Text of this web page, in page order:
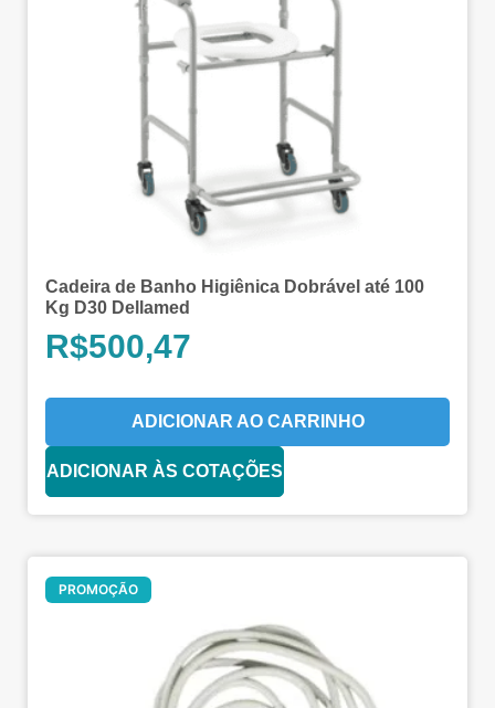
Cadeira de Banho Higiênica Dobrável até 100
Kg D30 Dellamed
R$500,47
ADICIONAR AO CARRINHO
ADICIONAR ÀS COTAÇÕES
PROMOÇÃO